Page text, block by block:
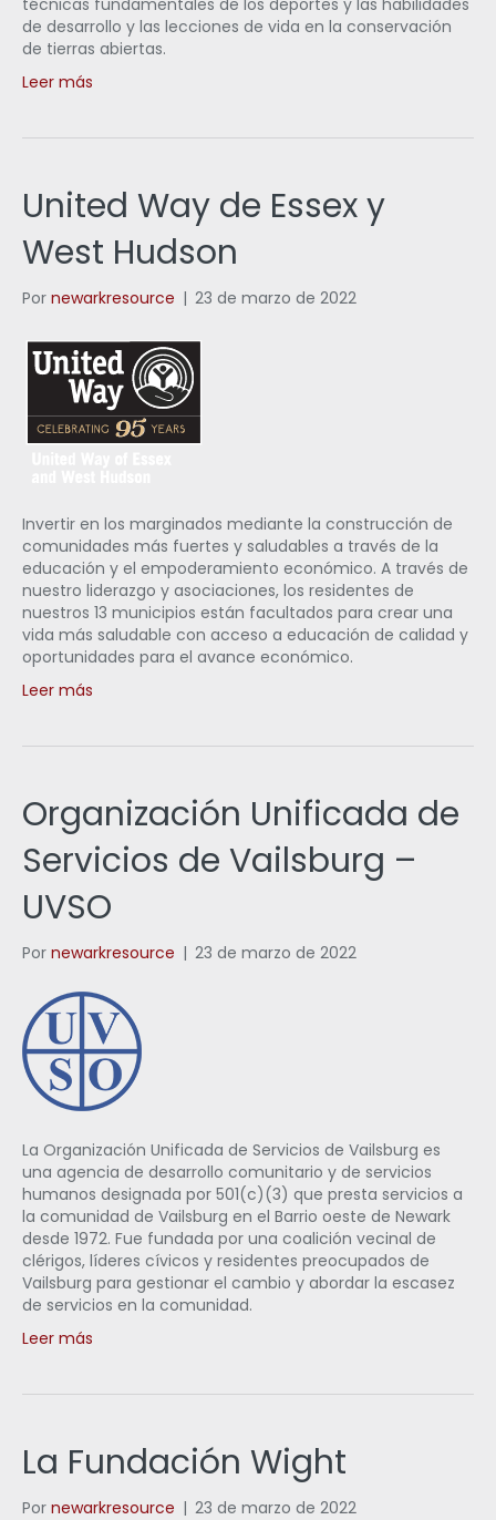
de desarrollo y las lecciones de vida en la conservación
de tierras abiertas.
Leer más
United Way de Essex y
West Hudson
Por newarkresource | 23 de marzo de 2022
Invertir en los marginados mediante la construcción de
comunidades más fuertes y saludables a través de la
educación y el empoderamiento económico. A través de
nuestro liderazgo y asociaciones, los residentes de
nuestros 13 municipios están facultados para crear una
vida más saludable con acceso a educación de calidad y
oportunidades para el avance económico.
Leer más
Organización Unificada de
Servicios de Vailsburg –
UVSO
Por newarkresource | 23 de marzo de 2022
La Organización Unificada de Servicios de Vailsburg es
una agencia de desarrollo comunitario y de servicios
humanos designada por 501(c)(3) que presta servicios a
la comunidad de Vailsburg en el Barrio oeste de Newark
desde 1972. Fue fundada por una coalición vecinal de
clérigos, líderes cívicos y residentes preocupados de
Vailsburg para gestionar el cambio y abordar la escasez
de servicios en la comunidad.
Leer más
La Fundación Wight
Por newarkresource | 23 de marzo de 2022